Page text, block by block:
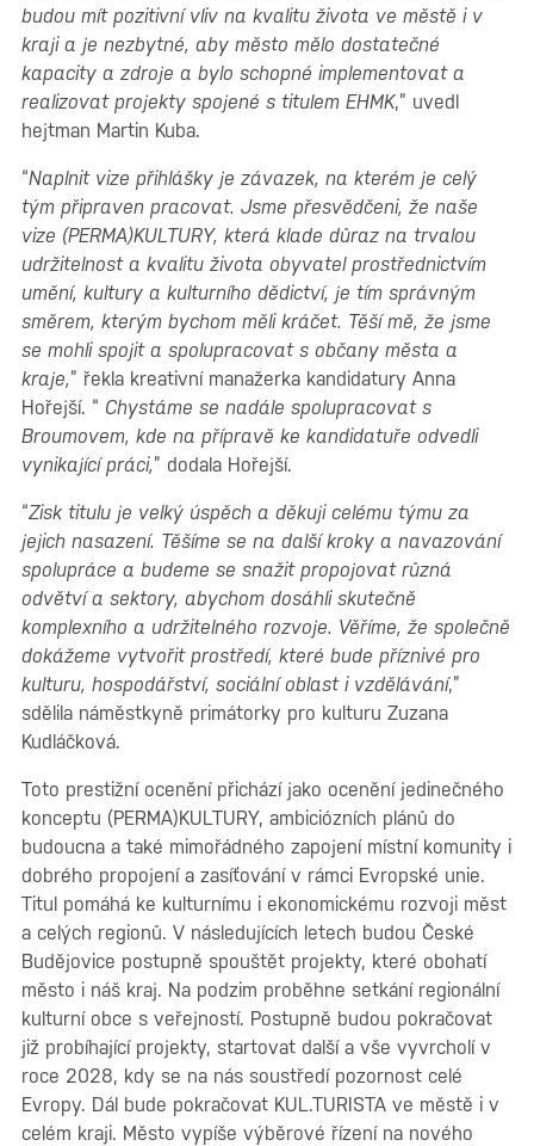
budou mít pozitivní vliv na kvalitu života ve městě i v
kraji a je nezbytné, aby město mělo dostatečné
kapacity a zdroje a bylo schopné implementovat a
realizovat projekty spojené s titulem EHMK,” uvedl
hejtman Martin Kuba.
“Naplnit vize přihlášky je závazek, na kterém je celý
tým připraven pracovat. Jsme přesvědčeni, že naše
vize (PERMA)KULTURY, která klade důraz na trvalou
udržitelnost a kvalitu života obyvatel prostřednictvím
umění, kultury a kulturního dědictví, je tím správným
směrem, kterým bychom měli kráčet. Těší mě, že jsme
se mohli spojit a spolupracovat s občany města a
kraje,” řekla kreativní manažerka kandidatury Anna
Hořejší. “ Chystáme se nadále spolupracovat s
Broumovem, kde na přípravě ke kandidatuře odvedli
vynikající práci,” dodala Hořejší.
“Zisk titulu je velký úspěch a děkuji celému týmu za
jejich nasazení. Těšíme se na další kroky a navazování
spolupráce a budeme se snažit propojovat různá
odvětví a sektory, abychom dosáhli skutečně
komplexního a udržitelného rozvoje. Věříme, že společně
dokážeme vytvořit prostředí, které bude příznivé pro
kulturu, hospodářství, sociální oblast i vzdělávání,”
sdělila náměstkyně primátorky pro kulturu Zuzana
Kudláčková.
Toto prestižní ocenění přichází jako ocenění jedinečného
konceptu (PERMA)KULTURY, ambiciózních plánů do
budoucna a také mimořádného zapojení místní komunity i
dobrého propojení a zasíťování v rámci Evropské unie.
Titul pomáhá ke kulturnímu i ekonomickému rozvoji měst
a celých regionů. V následujících letech budou České
Budějovice postupně spouštět projekty, které obohatí
město i náš kraj. Na podzim proběhne setkání regionální
kulturní obce s veřejností. Postupně budou pokračovat
již probíhající projekty, startovat další a vše vyvrcholí v
roce 2028, kdy se na nás soustředí pozornost celé
Evropy. Dál bude pokračovat KUL.TURISTA ve městě i v
celém kraji. Město vypíše výběrové řízení na nového